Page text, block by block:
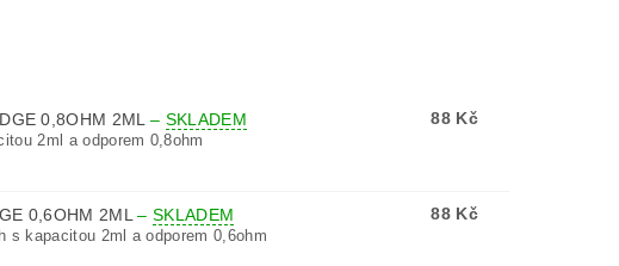
0,8OHM 2ML – SKLADEM
2ml a odporem 0,8ohm
88 Kč
0,6OHM 2ML– SKLADEM
s kapacitou 2ml a odporem 0,6ohm
88 Kč